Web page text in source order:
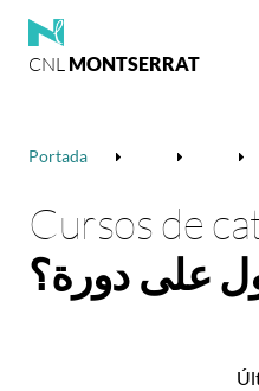
CNL MONTSERRAT
Portada
Cursos de
على دورة؟